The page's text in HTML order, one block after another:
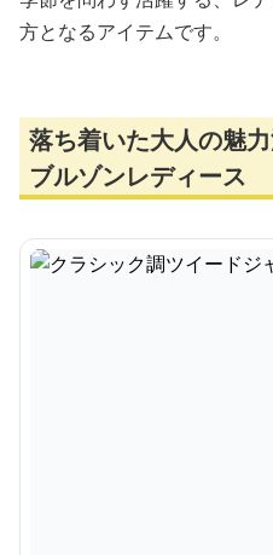
方となるアイテムです。
落ち着いた大人の魅
ブルゾンレディース